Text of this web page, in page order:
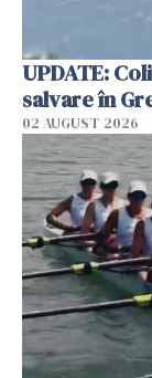
UPDATE:
salvare în
02 AUGUST 2026